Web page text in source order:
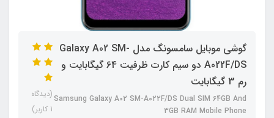
گوشی موبایل سامسونگ مدل Galaxy A02 SM-
A022F/DS دو سیم کارت ظرفیت 64 گیگابایت و
رم 3 گیگابایت
Samsung Galaxy A02 SM-A022F/DS Dual SIM 64GB And
3GB RAM Mobile Phone
(دیدگاه
1 کاربر)